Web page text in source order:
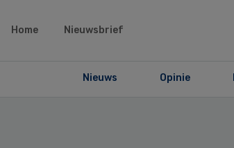
Home Nieuwsbrief
Nieuws Opinie